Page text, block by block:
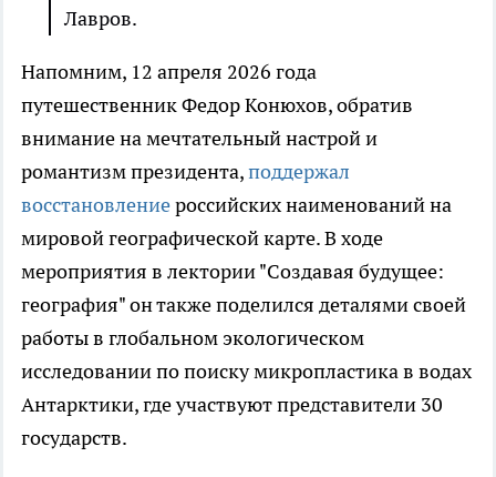
Лавров.
Напомним, 12 апреля 2026 года
путешественник Федор Конюхов, обратив
внимание на мечтательный настрой и
романтизм президента,поддержал
восстановлениероссийских наименований на
мировой географической карте. В ходе
мероприятия в лектории "Создавая будущее:
география" он также поделился деталями своей
работы в глобальном экологическом
исследовании по поиску микропластика в водах
Антарктики, где участвуют представители 30
государств.